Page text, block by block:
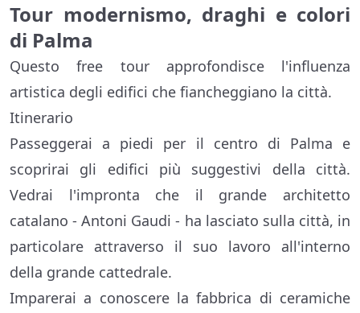
Tour modernismo, draghi e colori
di Palma
Questo free tour approfondisce l'influenza
artistica degli edifici che fiancheggiano la città.
Itinerario
Passeggerai a piedi per il centro di Palma e
scoprirai gli edifici più suggestivi della città.
Vedrai l'impronta che il grande architetto
catalano - Antoni Gaudi - ha lasciato sulla città, in
particolare attraverso il suo lavoro all'interno
della grande cattedrale.
Imparerai a conoscere la fabbrica di ceramiche